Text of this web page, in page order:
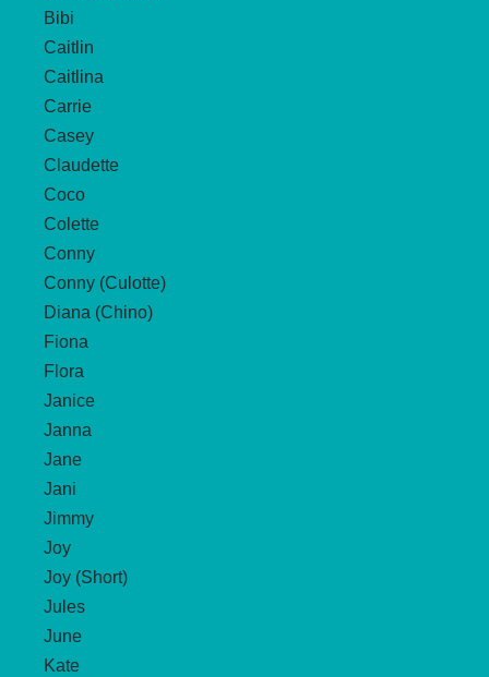
Bibi
Caitlin
Caitlina
Carrie
Casey
Claudette
Coco
Colette
Conny
Conny (Culotte)
Diana (Chino)
Fiona
Flora
Janice
Janna
Jane
Jani
Jimmy
Joy
Joy (Short)
Jules
June
Kate